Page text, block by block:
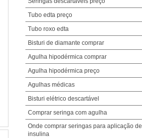
Tubo edta preço
Tubo roxo edta
Bisturi de diamante comprar
Agulha hipodérmica comprar
Agulha hipodérmica preço
Agulhas médicas
Bisturi elétrico descartável
Comprar seringa com agulha
Onde comprar seringas para aplicação de
insulina